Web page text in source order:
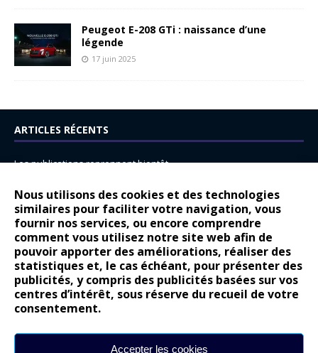
Nous utilisons des cookies et des technologies
similaires pour faciliter votre navigation, vous
fournir nos services, ou encore comprendre
comment vous utilisez notre site web afin de
pouvoir apporter des améliorations, réaliser des
statistiques et, le cas échéant, pour présenter des
publicités, y compris des publicités basées sur vos
centres d’intérêt, sous réserve du recueil de votre
consentement.
Accepter les cookies
Peugeot E-208 GTi : naissance d’une
légende
17 juin 2025
ARTICLES RÉCENTS
Les publications reprennent bientôt…
14 juillet : nouveau film de marque pour Citroën
Renault Espace : voyage, voyage…
Peugeot E-208 GTi : naissance d’une légende
COMMENTAIRES RÉCENTS
Bernard Dardartdans
Gilly